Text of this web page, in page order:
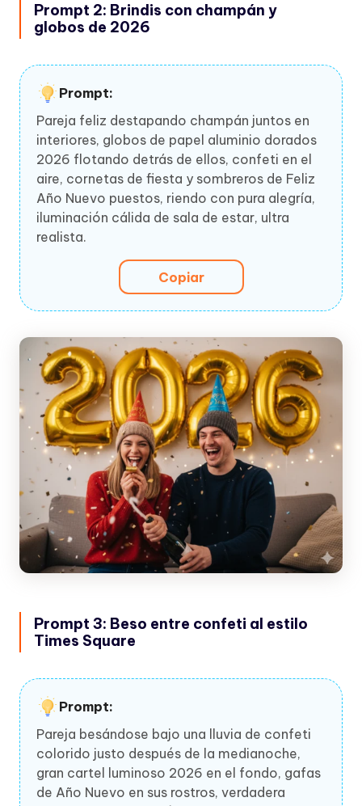
Prompt 2: Brindis con champán y
globos de 2026
Prompt:
Pareja feliz destapando champán juntos en
interiores, globos de papel aluminio dorados
2026 flotando detrás de ellos, confeti en el
aire, cornetas de fiesta y sombreros de Feliz
Año Nuevo puestos, riendo con pura alegría,
iluminación cálida de sala de estar, ultra
realista.
Copiar
Prompt 3: Beso entre confeti al estilo
Times Square
Prompt:
Pareja besándose bajo una lluvia de confeti
colorido justo después de la medianoche,
gran cartel luminoso 2026 en el fondo, gafas
de Año Nuevo en sus rostros, verdadera